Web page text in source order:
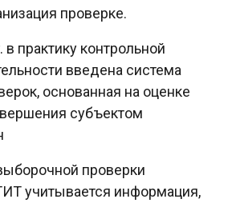
проверке.
в практику контрольной
введена система
основанная на оценке
субъектом
проверки
учитывается информация,